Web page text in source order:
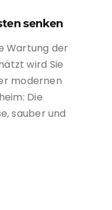
senken
Wartung der
wird Sie
modernen
Die
sauber und